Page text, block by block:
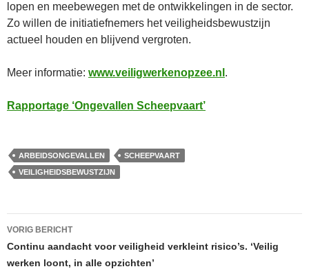
lopen en meebewegen met de ontwikkelingen in de sector.
Zo willen de initiatiefnemers het veiligheidsbewustzijn
actueel houden en blijvend vergroten.
Meer informatie: www.veiligwerkenopzee.nl .
Rapportage ‘Ongevallen Scheepvaart’
ARBEIDSONGEVALLEN
SCHEEPVAART
VEILIGHEIDSBEWUSTZIJN
Bericht
navigatie
VORIG BERICHT
Continu aandacht voor veiligheid verkleint risico’s. ‘Veilig
werken loont, in alle opzichten’